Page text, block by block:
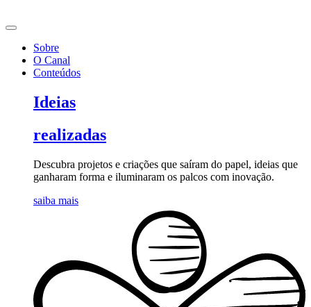
para
conteúdoSobre
O Canal
Conteúdos
Ideias
realizadas
Descubra projetos e criações que saíram do papel, ideias que
ganharam forma e iluminaram os palcos com inovação.
saiba mais